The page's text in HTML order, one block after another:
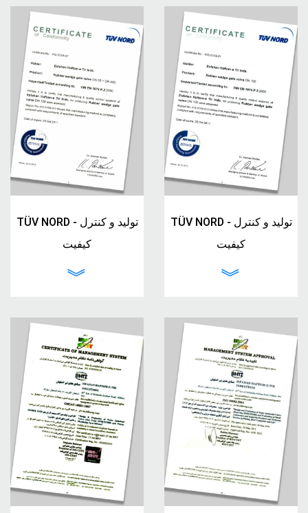
TÜV NORD - تولید و کنترل
کیفیت
︾
TÜV NORD - تولید و کنترل
کیفیت
︾